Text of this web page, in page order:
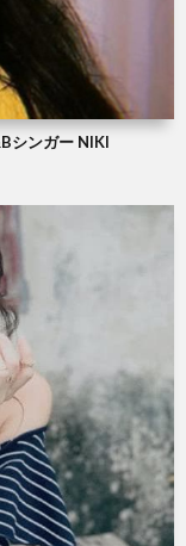
シンガー NIKI